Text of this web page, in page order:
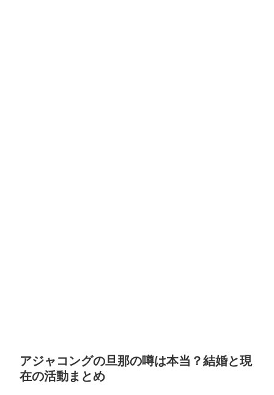
アジャコングの旦那の噂は本当？結婚と現
在の活動まとめ